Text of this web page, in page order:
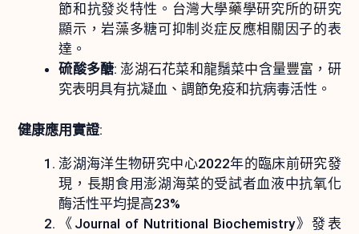
節和抗發炎特性。台灣大學藥學研究所的研究
顯示，岩藻多糖可抑制炎症反應相關因子的表
達。
硫酸多醣: 澎湖石花菜和龍鬚菜中含量豐富，研
究表明具有抗凝血、調節免疫和抗病毒活性。
健康應用實證:
澎湖海洋生物研究中心2022年的臨床前研究發
現，長期食用澎湖海菜的受試者血液中抗氧化
酶活性平均提高23%
《Journal of Nutritional Biochemistry》發表